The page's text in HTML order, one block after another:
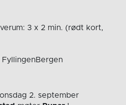
3 x 2 min. (rødt kort,
onsdag 2. september